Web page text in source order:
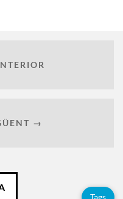
→
Tags